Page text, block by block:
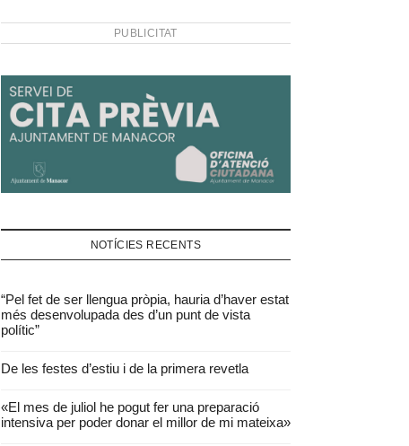
PUBLICITAT
NOTÍCIES RECENTS
“Pel fet de ser llengua pròpia, hauria d’haver estat
més desenvolupada des d’un punt de vista
polític”
De les festes d’estiu i de la primera revetla
«El mes de juliol he pogut fer una preparació
intensiva per poder donar el millor de mi mateixa»